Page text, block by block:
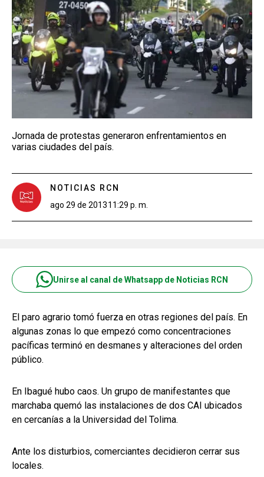
Jornada de protestas generaron enfrentamientos en
varias ciudades del país.
NOTICIAS RCN
ago 29 de 201311:29 p. m.
Unirse al canal de Whatsapp de Noticias RCN
El paro agrario tomó fuerza en otras regiones del país. En
algunas zonas lo que empezó como concentraciones
pacíficas terminó en desmanes y alteraciones del orden
público.
En Ibagué hubo caos. Un grupo de manifestantes que
marchaba quemó las instalaciones de dos CAI ubicados
en cercanías a la Universidad del Tolima.
Ante los disturbios, comerciantes decidieron cerrar sus
locales.